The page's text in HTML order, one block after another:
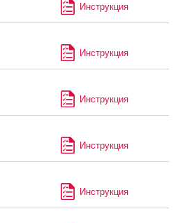
Инструкция
Инструкция
Инструкция
Инструкция
Инструкция